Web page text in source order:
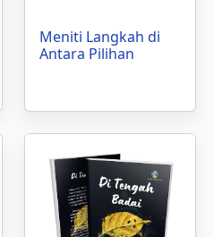
Meniti Langkah di
Antara Pilihan